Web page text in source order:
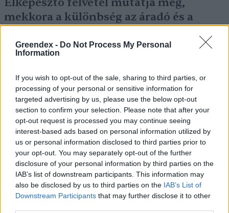
Greendex - Do Not Process My Personal
Information
If you wish to opt-out of the sale, sharing to third parties, or
processing of your personal or sensitive information for
targeted advertising by us, please use the below opt-out
section to confirm your selection. Please note that after your
opt-out request is processed you may continue seeing
interest-based ads based on personal information utilized by
us or personal information disclosed to third parties prior to
your opt-out. You may separately opt-out of the further
disclosure of your personal information by third parties on the
IAB’s list of downstream participants. This information may
also be disclosed by us to third parties on the IAB’s List of
Downstream Participants that may further disclose it to other
mekkora a különbség az áradó és a
ÉLŐ BOLYGÓNK